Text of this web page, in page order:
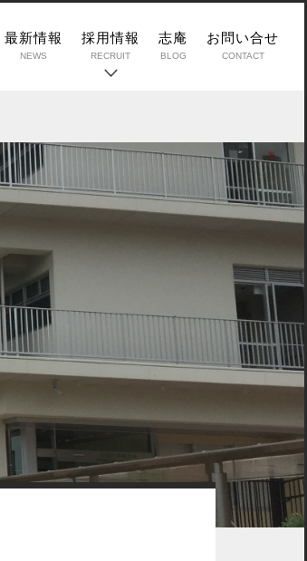
最新情報
NEWS
採用情報
RECRUIT
志庵
BLOG
お問い合せ
CONTACT